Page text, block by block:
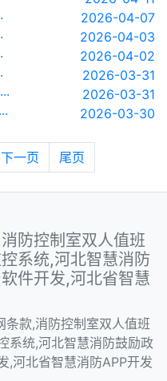
2026-04-07
2026-04-03
2026-04-02
2026-03-31
2026-03-31
2026-03-30
下一页 尾页
防控制室双人值班
系统,河北智慧消防
件开发,河北省智慧
款,消防控制室双人值班
系统,河北智慧消防鼓励政
,河北省智慧消防APP开发